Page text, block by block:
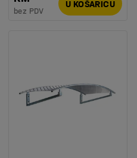
bez PDV
U KOŠARICU